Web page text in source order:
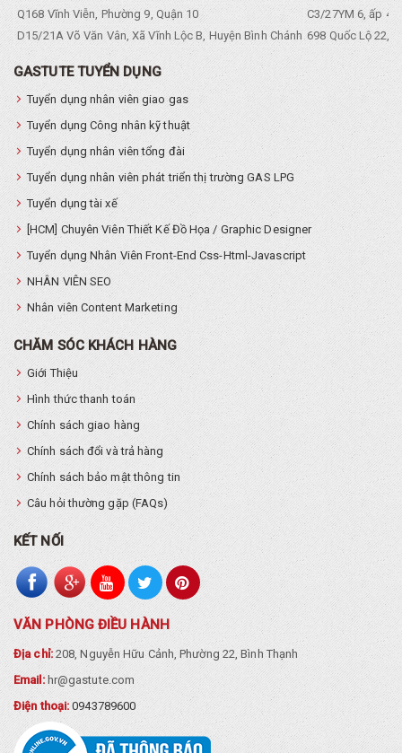
Q168 Vĩnh Viễn, Phường 9, Quận 10
C3/27YM 6, ấp 4,
D15/21A Võ Văn Vân, Xã Vĩnh Lộc B, Huyện Bình Chánh 698 Quốc Lộ 22,
GASTUTE TUYỂN DỤNG
Tuyển dụng nhân viên giao gas
Tuyển dụng Công nhân kỹ thuật
Tuyển dụng nhân viên tổng đài
Tuyển dụng nhân viên phát triển thị trường GAS LPG
Tuyển dụng tài xế
[HCM] Chuyên Viên Thiết Kế Đồ Họa / Graphic Designer
Tuyển dụng Nhân Viên Front-End Css-Html-Javascript
NHÂN VIÊN SEO
Nhân viên Content Marketing
CHĂM SÓC KHÁCH HÀNG
Giới Thiệu
Hình thức thanh toán
Chính sách giao hàng
Chính sách đổi và trả hàng
Chính sách bảo mật thông tin
Câu hỏi thường gặp (FAQs)
KẾT NỐI
VĂN PHÒNG ĐIỀU HÀNH
Địa chỉ:208, Nguyễn Hữu Cảnh, Phường 22, Bình Thạnh
Email: hr@gastute.com
Điện thoại:0943789600